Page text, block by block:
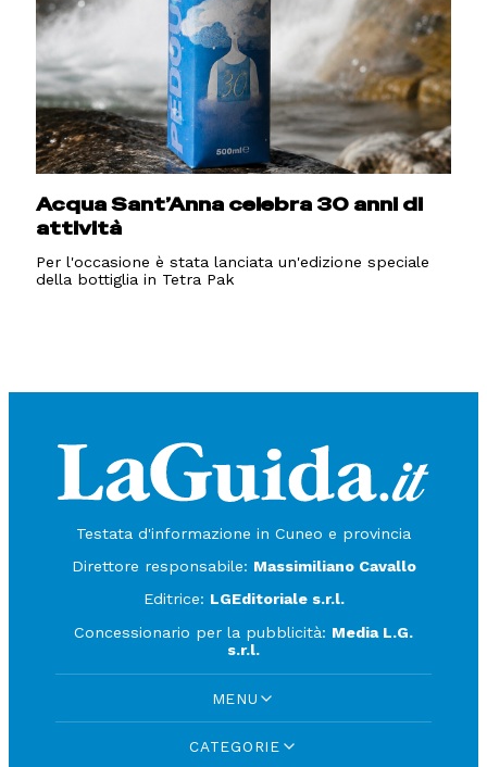
Acqua Sant’Anna celebra 30 anni di
attività
Per l'occasione è stata lanciata un'edizione speciale
della bottiglia in Tetra Pak
Testata d'informazione in Cuneo e provincia
Direttore responsabile: Massimiliano Cavallo
Editrice: LGEditoriale s.r.l.
Concessionario per la pubblicità: Media L.G.
s.r.l.
MENU
CATEGORIE